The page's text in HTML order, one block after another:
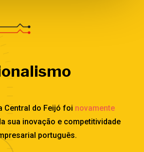
Central do Feijó foi novamente
sua inovação e competitividade
português.